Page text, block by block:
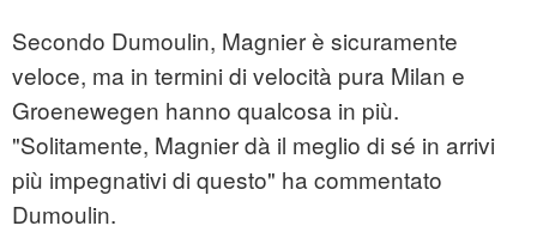
Secondo Dumoulin, Magnier è sicuramente
veloce, ma in termini di velocità pura Milan e
Groenewegen hanno qualcosa in più.
"Solitamente, Magnier dà il meglio di sé in arrivi
più impegnativi di questo" ha commentato
Dumoulin.